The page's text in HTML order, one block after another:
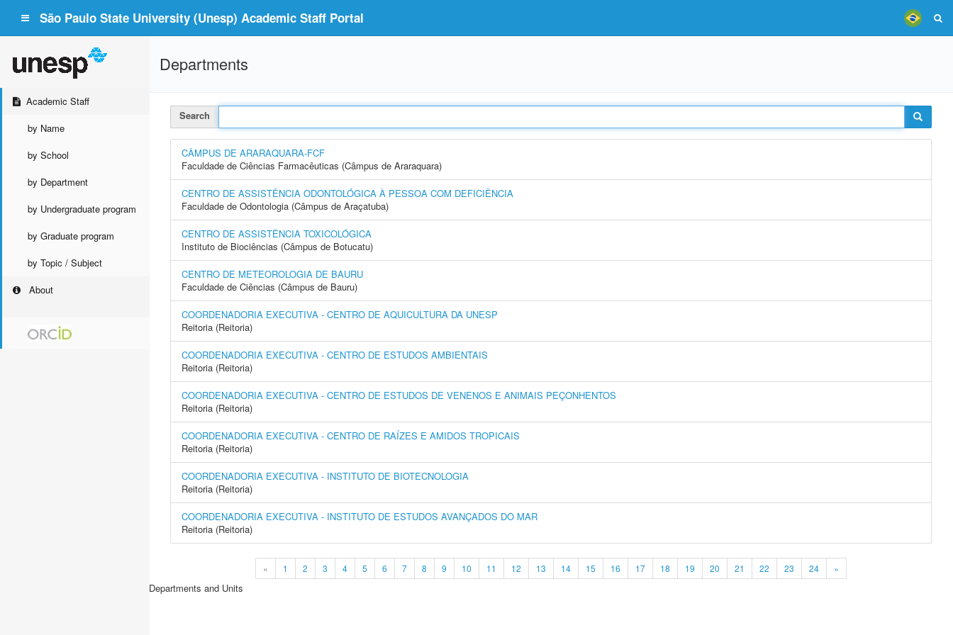
São Paulo State University (Unesp) Academic Staff Portal
Academic Staff
by Name
by School
by Department
by Undergraduate program
by Graduate program
by Topic / Subject
About
Departments
Search
CÂMPUS DE ARARAQUARA-FCF
Faculdade de Ciências Farmacêuticas (Câmpus de Araraquara)
CENTRO DE ASSISTÊNCIA ODONTOLÓGICA À PESSOA COM DEFICIÊNCIA
Faculdade de Odontologia (Câmpus de Araçatuba)
CENTRO DE ASSISTÊNCIA TOXICOLÓGICA
Instituto de Biociências (Câmpus de Botucatu)
CENTRO DE METEOROLOGIA DE BAURU
Faculdade de Ciências (Câmpus de Bauru)
COORDENADORIA EXECUTIVA - CENTRO DE AQUICULTURA DA UNESP
Reitoria (Reitoria)
COORDENADORIA EXECUTIVA - CENTRO DE ESTUDOS AMBIENTAIS
Reitoria (Reitoria)
COORDENADORIA EXECUTIVA - CENTRO DE ESTUDOS DE VENENOS E ANIMAIS PEÇONHENTOS
Reitoria (Reitoria)
COORDENADORIA EXECUTIVA - CENTRO DE RAÍZES E AMIDOS TROPICAIS
Reitoria (Reitoria)
COORDENADORIA EXECUTIVA - INSTITUTO DE BIOTECNOLOGIA
Reitoria (Reitoria)
COORDENADORIA EXECUTIVA - INSTITUTO DE ESTUDOS AVANÇADOS DO MAR
Reitoria (Reitoria)
« 1 2 3 4 5 6 7 8 9 10 11 12 13 14 15 16 17 18 19 20 21 22 23 24 »
Departments and Units